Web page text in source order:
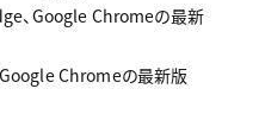
、Google Chromeの最新
Google Chromeの最新版